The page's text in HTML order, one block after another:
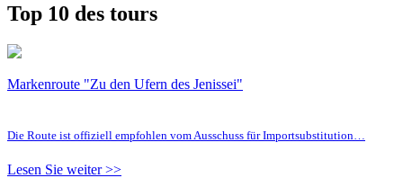
Top 10 des tours
Markenroute "Zu den Ufern des Jenissei"
Die Route ist offiziell empfohlen vom Ausschuss für Importsubstitution…
Lesen Sie weiter >>